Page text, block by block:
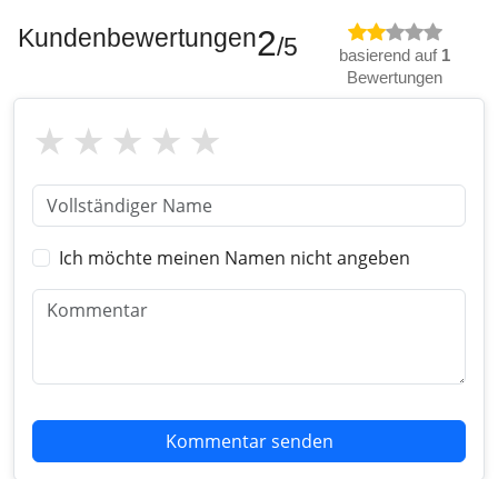
Kundenbewertungen2/5 basierend auf 1
Bewertungen
Ich möchte meinen Namen nicht angeben
Kommentar senden